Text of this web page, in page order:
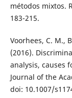
métodos mixtos.
183-215.
Voorhees, C. M.,
(2016).
analysis, causes
Journal of the
doi: 10.1007/